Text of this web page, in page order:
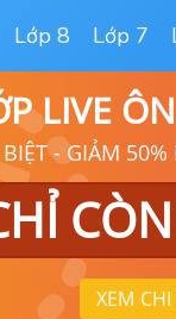
Lớp 8 Lớp 7
LIVE
- GIẢM 50%
XEM CHI